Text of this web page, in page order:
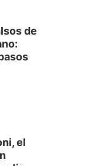
de
el